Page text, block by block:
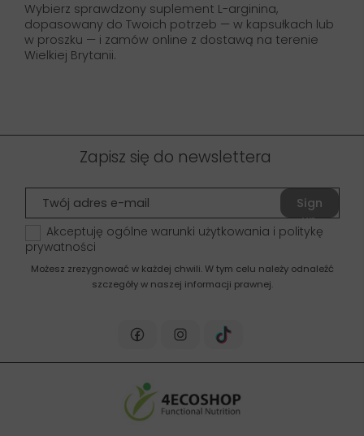
Wybierz sprawdzony suplement L-arginina,
dopasowany do Twoich potrzeb — w kapsułkach lub
w proszku — i zamów online z dostawą na terenie
Wielkiej Brytanii.
Zapisz się do newslettera
Sign
up
Akceptuję ogólne warunki użytkowania i politykę
prywatności
Możesz zrezygnować w każdej chwili. W tym celu należy odnaleźć
szczegóły w naszej informacji prawnej.